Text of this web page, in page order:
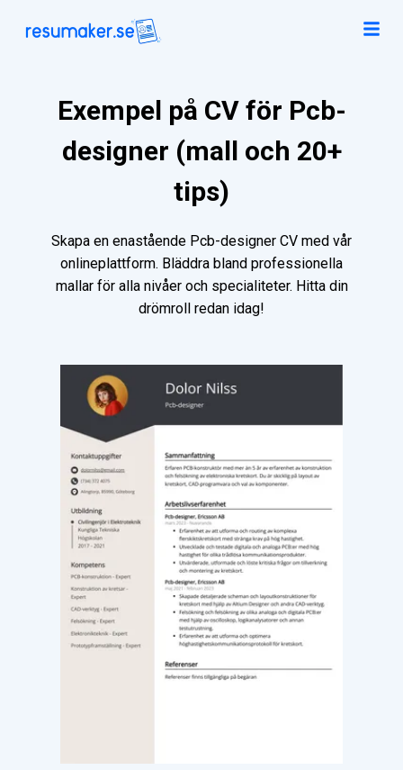
Exempel på CV för Pcb-
designer (mall och 20+
tips)
Skapa en enastående Pcb-designer CV med vår
onlineplattform. Bläddra bland professionella
mallar för alla nivåer och specialiteter. Hitta din
drömroll redan idag!